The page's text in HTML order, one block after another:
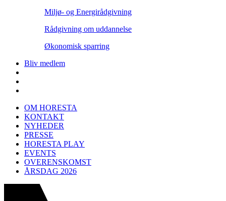
Miljø- og Energirådgivning
Rådgivning om uddannelse
Økonomisk sparring
Bliv medlem
OM HORESTA
KONTAKT
NYHEDER
PRESSE
HORESTA PLAY
EVENTS
OVERENSKOMST
ÅRSDAG 2026